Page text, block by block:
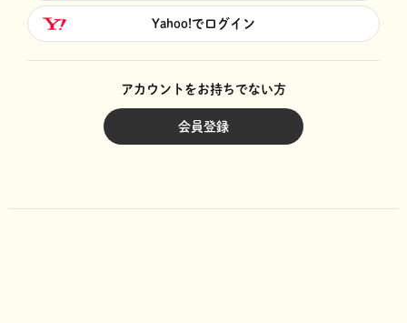
Yahoo!でログイン
アカウントをお持ちでない方
会員登録